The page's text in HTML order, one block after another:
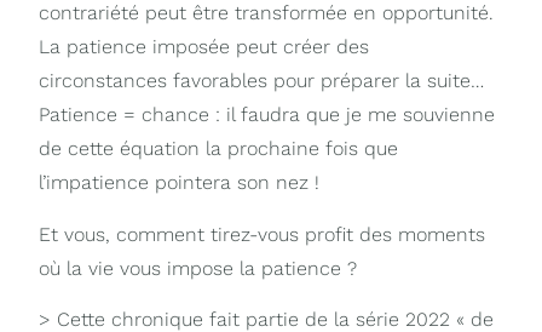
contrariété peut être transformée en opportunité.
La patience imposée peut créer des
circonstances favorables pour préparer la suite…
Patience = chance : il faudra que je me souvienne
de cette équation la prochaine fois que
l’impatience pointera son nez !
Et vous, comment tirez-vous profit des moments
où la vie vous impose la patience ?
> Cette chronique fait partie de la série 2022 « de